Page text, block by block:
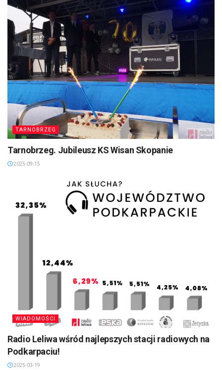
TARNOBRZEG
Tarnobrzeg. Jubileusz KS Wisan Skopanie
2025-09-15
WIADOMOŚCI
Radio Leliwa wśród najlepszych stacji radiowych na
Podkarpaciu!
2025-03-19